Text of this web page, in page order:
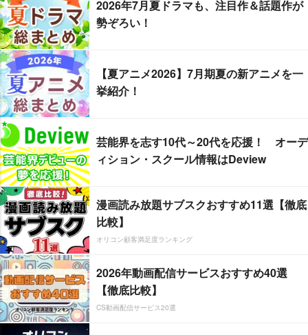
2026年7月夏ドラマも、注目作＆話題作が
勢ぞろい！
【夏アニメ2026】7月期夏の新アニメを一
挙紹介！
芸能界を志す10代～20代を応援！ オーデ
ィション・スクール情報はDeview
漫画読み放題サブスクおすすめ11選【徹底
比較】
オリコン顧客満足度ランキング
2026年動画配信サービスおすすめ40選
【徹底比較】
CS動画配信サービス20選